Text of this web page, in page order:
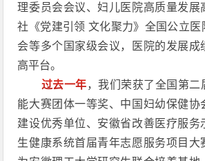
理委员会会议、妇儿医院高质量发展
社《党建引领 文化聚力》全国公立医
会等多个国家级会议，医院的发展成
高平台。
过去一年，我们荣获了全国第二
能大赛团体一等奖、中国妇幼保健协
建设优秀单位、安徽省改善医疗服务
生健康系统首届青年志愿服务项目大